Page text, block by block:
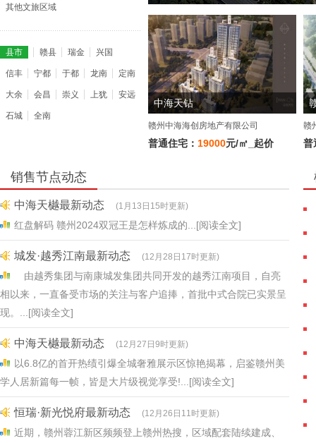
其他文旅区域
县市 赣县 瑞金 兴国
信丰 宁都 于都 龙南 定南
大余 会昌 崇义 上犹 安远
石城 全南
中海天钻
赣州中海海创房地产有限公司
普通住宅： 19000元/㎡_起价
赣
普
销售节点动态
城发·越秀江南最新动态 (12月28日17时更新)
由越秀集团与南康城发集团共同开发的越秀江南项目，自亮
相以来，一直备受市场的关注与客户追捧，首批中式合院已实景呈
现。...[阅读全文]
中海天樾最新动态 (12月27日9时更新)
以6.8亿的首开热绩引爆全城奢雅展示区惊艳揭幕，启鉴赣州美
学人居新篇每一帧，皆是大片级视觉享受!...[阅读全文]
恒瑞·新光悦府最新动态 (12月26日11时更新)
近期，赣州蓉江新区频频登上赣州热搜，区域配套陆续建成、
大型活动持续开展、重大项目频繁落地，使得蓉江新区朝“宜居、
宜产、宜业”的现代化新城大步迈进，同时也吸引了一大批企业、
资金和人才的青睐!...[阅读全文]